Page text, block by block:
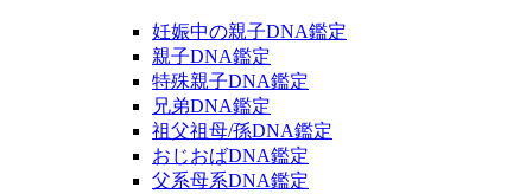
妊娠中の親子DNA鑑定
親子DNA鑑定
特殊親子DNA鑑定
兄弟DNA鑑定
祖父祖母/孫DNA鑑定
おじおばDNA鑑定
父系母系DNA鑑定